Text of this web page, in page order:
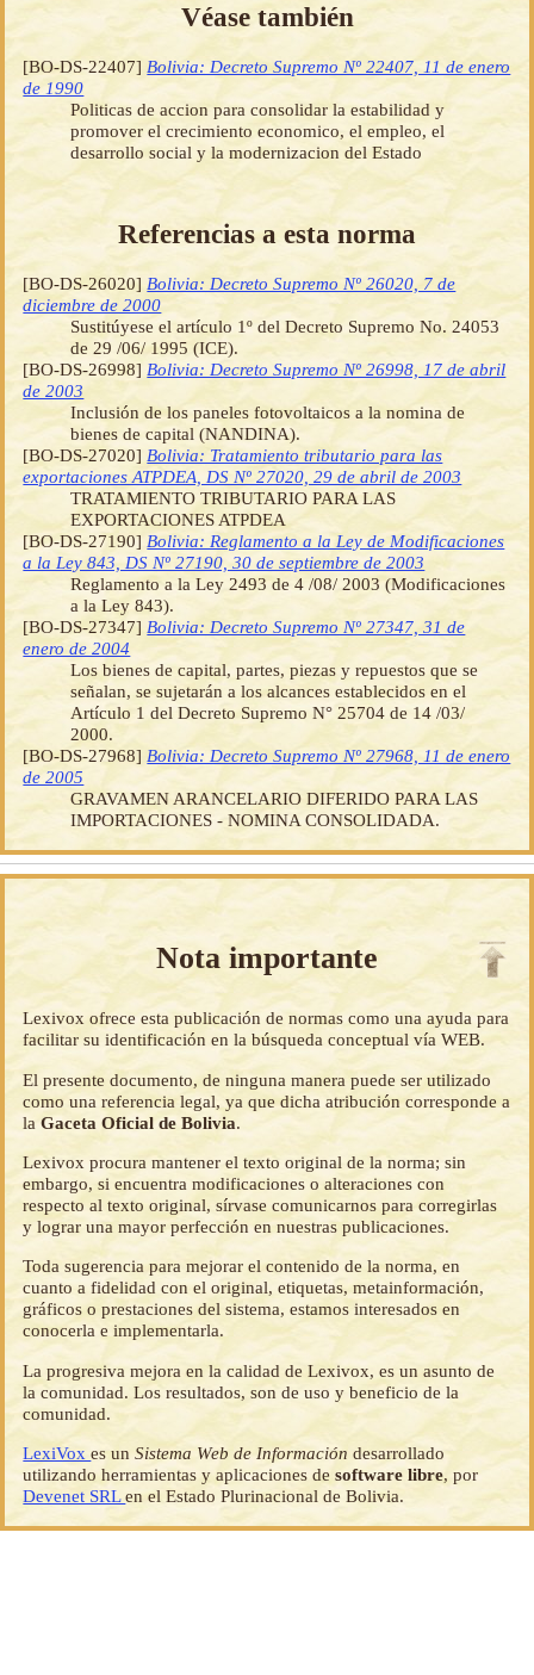
Véase también
[BO-DS-22407] Bolivia: Decreto Supremo Nº 22407, 11 de enero
de 1990
Politicas de accion para consolidar la estabilidad y
promover el crecimiento economico, el empleo, el
desarrollo social y la modernizacion del Estado
Referencias a esta norma
[BO-DS-26020] Bolivia: Decreto Supremo Nº 26020, 7 de
diciembre de 2000
Sustitúyese el artículo 1º del Decreto Supremo No. 24053
de 29 /06/ 1995 (ICE).
[BO-DS-26998] Bolivia: Decreto Supremo Nº 26998, 17 de abril
de 2003
Inclusión de los paneles fotovoltaicos a la nomina de
bienes de capital (NANDINA).
[BO-DS-27020] Bolivia: Tratamiento tributario para las
exportaciones ATPDEA, DS Nº 27020, 29 de abril de 2003
TRATAMIENTO TRIBUTARIO PARA LAS
EXPORTACIONES ATPDEA
[BO-DS-27190] Bolivia: Reglamento a la Ley de Modificaciones
a la Ley 843, DS Nº 27190, 30 de septiembre de 2003
Reglamento a la Ley 2493 de 4 /08/ 2003 (Modificaciones
a la Ley 843).
[BO-DS-27347] Bolivia: Decreto Supremo Nº 27347, 31 de
enero de 2004
Los bienes de capital, partes, piezas y repuestos que se
señalan, se sujetarán a los alcances establecidos en el
Artículo 1 del Decreto Supremo N° 25704 de 14 /03/
2000.
[BO-DS-27968] Bolivia: Decreto Supremo Nº 27968, 11 de enero
de 2005
GRAVAMEN ARANCELARIO DIFERIDO PARA LAS
IMPORTACIONES - NOMINA CONSOLIDADA.
Nota importante
Lexivox ofrece esta publicación de normas como una ayuda para
facilitar su identificación en la búsqueda conceptual vía WEB.
El presente documento, de ninguna manera puede ser utilizado
como una referencia legal, ya que dicha atribución corresponde a
laGaceta Oficial de Bolivia.
Lexivox procura mantener el texto original de la norma; sin
embargo, si encuentra modificaciones o alteraciones con
respecto al texto original, sírvase comunicarnos para corregirlas
y lograr una mayor perfección en nuestras publicaciones.
Toda sugerencia para mejorar el contenido de la norma, en
cuanto a fidelidad con el original, etiquetas, metainformación,
gráficos o prestaciones del sistema, estamos interesados en
conocerla e implementarla.
La progresiva mejora en la calidad de Lexivox, es un asunto de
la comunidad. Los resultados, son de uso y beneficio de la
comunidad.
LexiVoxes unSistema Web de Información desarrollado
utilizando herramientas y aplicaciones desoftware libre, por
Devenet SRLen el Estado Plurinacional de Bolivia.